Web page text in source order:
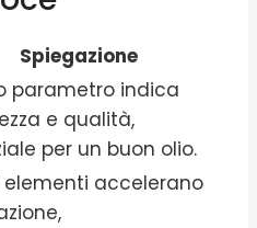
Spiegazione
parametro indica
e qualità,
per un buon olio.
elementi accelerano